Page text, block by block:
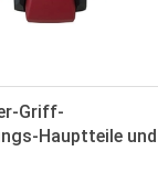
Griff-
Hauptteile und